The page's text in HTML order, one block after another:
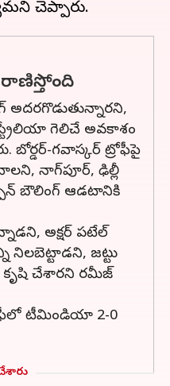
రాణిస్తోంది
అదరగొడుతున్నారని,
గెలిచే అవకాశం
బోర్డర్-గవాస్కర్ ట్రోఫీపై
నాగ్‌పూర్, ఢిల్లీ
బౌలింగ్ ఆడటానికి
అక్షర్ పటేల్
నిలబెట్టాడని, జట్టు
కృషి చేశారని రమీజ్
టీమిండియా 2-0
చేశారు